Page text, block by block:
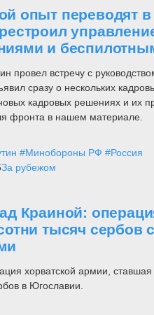
опыт переводят в
и
провел встречу с
сразу о нескольких
кадровых решениях и их
фронта в нашем материале.
#Минобороны РФ #Россия
За рубежом
Краиной:
тысяч сербов
хорватской армии,
в Югославии.